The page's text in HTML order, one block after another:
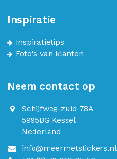
Inspiratie
Inspiratietips
Foto's van klanten
Neem contact op
Schijfweg-zuid 78A
5995BG Kessel
Nederland
info@meermetstickers.nl